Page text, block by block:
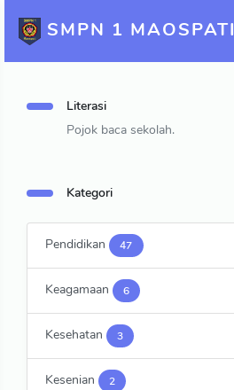
SMPN 1 MAOSPATI
Literasi
Pojok baca sekolah.
Kategori
Pendidikan 47
Keagamaan 6
Kesehatan 3
Kesenian 2